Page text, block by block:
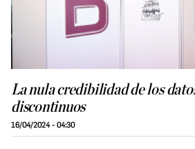
La nula credibilidad de los
discontinuos
16/04/2024 - 04:30